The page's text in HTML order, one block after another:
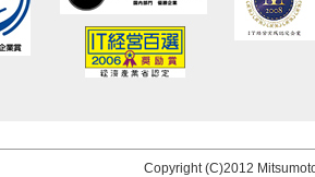
Copyright (C)2012